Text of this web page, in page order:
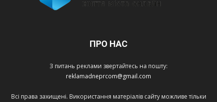
ПРО НАС
З питань реклами звертайтесь на пошту:
reklamadneprcom@gmail.com
Всі права захищені. Використання матеріалів сайту можливе тільки